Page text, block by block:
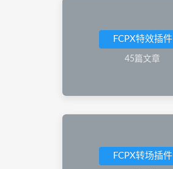
FCPX特效插件
45篇文章
FCPX转场插件